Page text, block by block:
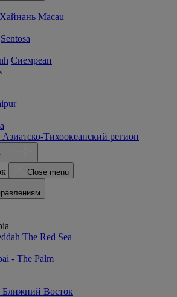
Хайнань Macau
Sentosa
Сиемреап
Тихоокеанский регион
Close menu
The Red Sea
- The Palm
Ближний Восток